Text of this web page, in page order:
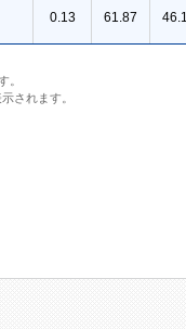
0.13
61.87
。
されます。